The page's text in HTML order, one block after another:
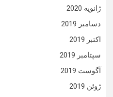
ژانویه 2020
دسامبر 2019
اکتبر 2019
سپتامبر 2019
آگوست 2019
ژوئن 2019